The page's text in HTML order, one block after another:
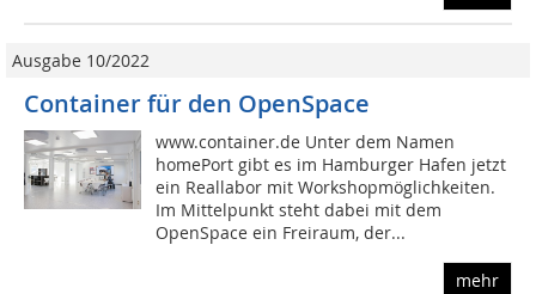
Ausgabe 10/2022
Container für den OpenSpace
www.container.de Unter dem Namen
homePort gibt es im Hamburger Hafen jetzt
ein Reallabor mit Workshopmöglichkeiten.
Im Mittelpunkt steht dabei mit dem
OpenSpace ein Freiraum, der...
mehr